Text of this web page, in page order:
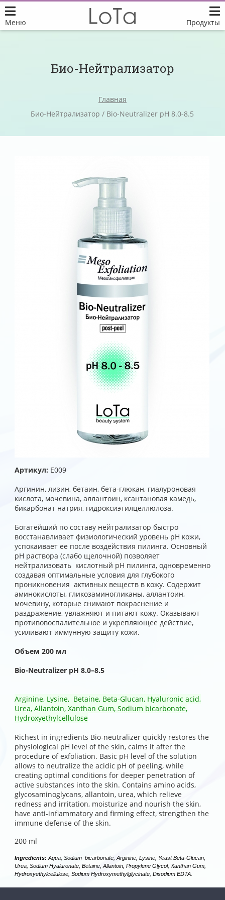
Меню Продукты
Био-Нейтрализатор
Главная
Био-Нейтрализатор / Bio-Neutralizer рН 8.0-8.5
Артикул:E009
Аргинин, лизин, бетаин, бета-глюкан, гиалуроновая
кислота, мочевина, аллантоин, ксантановая камедь,
бикарбонат натрия, гидроксиэтилцеллюлоза.
Богатейший по составу нейтрализатор быстро
восстанавливает физиологический уровень рН кожи,
успокаивает ее после воздействия пилинга. Основный
рН раствора (слабо щелочной) позволяет
нейтрализовать кислотный рН пилинга, одновременно
создавая оптимальные условия для глубокого
проникновения активных веществ в кожу. Содержит
аминокислоты, гликозаминогликаны, аллантоин,
мочевину, которые снимают покраснение и
раздражение, увлажняют и питают кожу. Оказывают
противовоспалительное и укрепляющее действие,
усиливают иммунную защиту кожи.
Объем 200 мл
Bio-Neutralizer рН 8.0–8.5
Arginine, Lysine, Betaine, Beta-Glucan, Hyaluronic acid,
Urea, Allantoin, Xanthan Gum, Sodium bicarbonate,
Hydroxyethylcellulose
Richest in ingredients Bio-neutralizer quickly restores the
physiological pH level of the skin, calms it after the
procedure of exfoliation. Basic pH level of the solution
allows to neutralize the acidic pH of peeling, while
creating optimal conditions for deeper penetration of
active substances into the skin. Contains amino acids,
glycosaminoglycans, allantoin, urea, which relieve
redness and irritation, moisturize and nourish the skin,
have anti-inflammatory and firming effect, strengthen the
immune defense of the skin.
200 ml
Ingredients: Aqua, Sodium bicarbonate, Arginine, Lysine, Yeast Beta-Glucan,
Urea, Sodium Hyaluronate, Betaine, Allantoin, Propylene Glycol, Xanthan Gum,
Hydroxyethylcellulose, Sodium Hydroxymethylglycinate, Disodium EDTA.